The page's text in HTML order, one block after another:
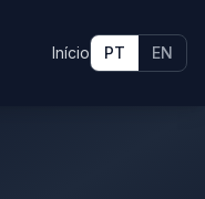
Início PT EN